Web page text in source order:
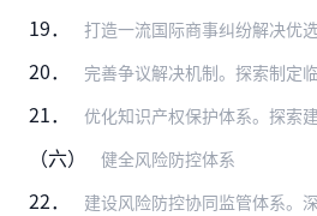
19． 打造一流国际商事纠纷解决优选地。打造面向全球的国际商事仲裁中心。坚持高标准建设北京国际商事
20． 完善争议解决机制。探索制定临时仲裁庭仲裁涉外纠纷的规则。在当事人自愿的前提下，建立涉外商
21． 优化知识产权保护体系。探索建立分级分类的数据知识产权保护模式，探索开展数据知识产权工作试点
（六） 健全风险防控体系
22． 建设风险防控协同监管体系。深入贯彻外商投资法及其实施条例，落实好外商投资安全审查、出口管